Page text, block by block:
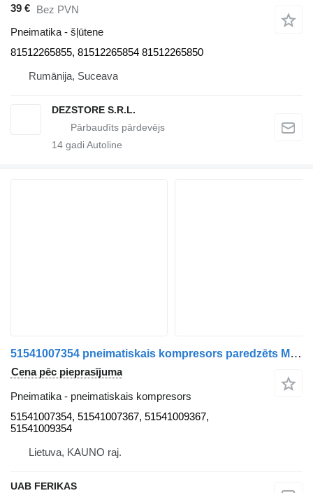
39 € Bez PVN
Pneimatika - šļūtene
81512265855, 81512265854 81512265850
Rumānija, Suceava
DEZSTORE S.R.L.
14 gadi Autoline
51541007354 pneimatiskais kompresors paredzēts MAN TGX vilcēja
Cena pēc pieprasījuma
Pneimatika - pneimatiskais kompresors
51541007354, 51541007367, 51541009367,
51541009354
Lietuva, KAUNO raj.
UAB FERIKAS